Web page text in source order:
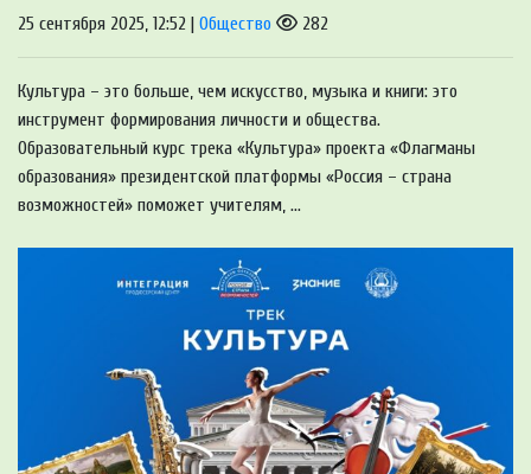
25 сентября 2025, 12:52 | Общество 282
Культура – это больше, чем искусство, музыка и книги: это
инструмент формирования личности и общества.
Образовательный курс трека «Культура» проекта «Флагманы
образования» президентской платформы «Россия – страна
возможностей» поможет учителям, ...